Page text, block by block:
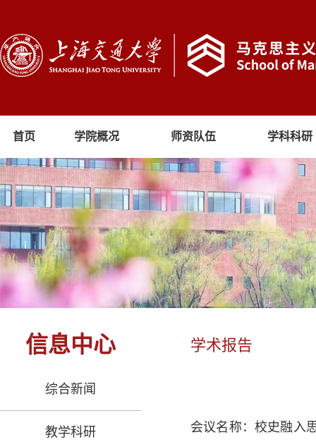
首页 学院概况 师资队伍 学科科研
信息中心
综合新闻
教学科研
学术报告
会议名称： 校史融入